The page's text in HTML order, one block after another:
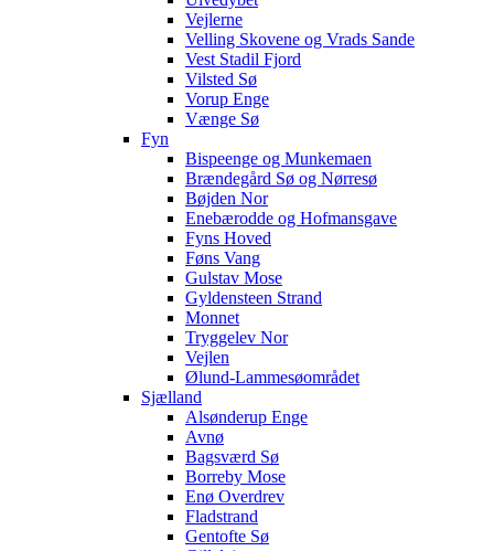
Vejlerne
Velling Skovene og Vrads Sande
Vest Stadil Fjord
Vilsted Sø
Vorup Enge
Vænge Sø
Fyn
Bispeenge og Munkemaen
Brændegård Sø og Nørresø
Bøjden Nor
Enebærodde og Hofmansgave
Fyns Hoved
Føns Vang
Gulstav Mose
Gyldensteen Strand
Monnet
Tryggelev Nor
Vejlen
Ølund-Lammesøområdet
Sjælland
Alsønderup Enge
Avnø
Bagsværd Sø
Borreby Mose
Enø Overdrev
Fladstrand
Gentofte Sø